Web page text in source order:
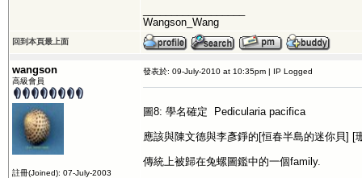
Wangson_Wang
回到本頁最上面
wangson
高級會員
註冊(Joined): 07-July-2003
發表於: 09-July-2010 at 10:35pm | IP Logged
圖8: 學名確定 Pedicularia pacifica
應該與陳文德與李彥錚的[恒春半島的迷你貝] [
傳統上被歸在兔螺圖鑑中的一個family.